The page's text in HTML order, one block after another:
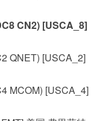
CN2) [USCA_8]
QNET) [USCA_2]
MCOM) [USCA_4]